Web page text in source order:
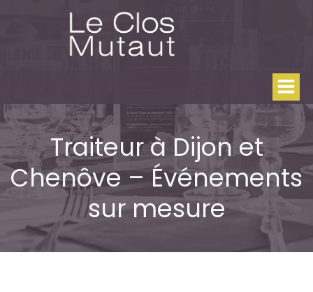
au
contenu
Traiteur à Dijon et
Chenôve – Événements
sur mesure